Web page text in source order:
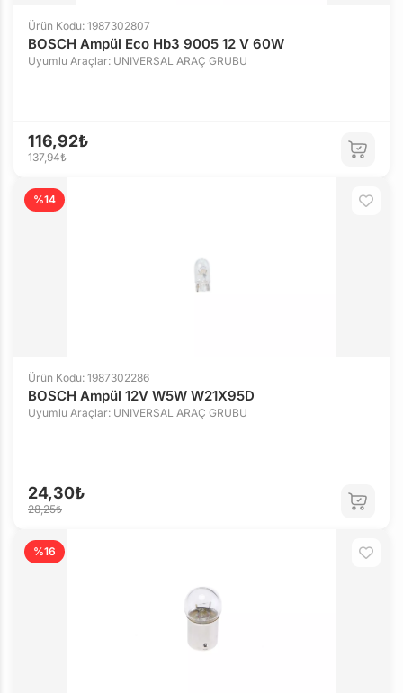
Ürün Kodu: 1987302807
BOSCH Ampül Eco Hb3 9005 12 V 60W
Uyumlu Araçlar: UNIVERSAL ARAÇ GRUBU
116,92₺
137,94₺
%14
Ürün Kodu: 1987302286
BOSCH Ampül 12V W5W W21X95D
Uyumlu Araçlar: UNIVERSAL ARAÇ GRUBU
24,30₺
28,25₺
%16